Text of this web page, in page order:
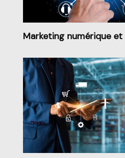
Marketing numérique